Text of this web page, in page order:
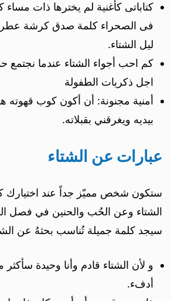
كتاباتى كأغنية لم يخترها ذات مساء
فى الصحراء كلمة صدق كرشة
ليل الشتاء.
كم احب أجواء الشتاء عندما نجتمع
اجل ذكريات الطفولة
أمنية مجنونة: أن أكون كوب قهوته
بيديه ويغرقني بقبلاته.
عبارات عن الشتاء
ستكون شخص مميّز جداً عند اختيارك
الشتاء وعن الحُب والحنين في فصل
سيجد كلمة جميلة تُناسب بحثهُ عن
و لأن الشتاء قادم وأنا وحيدة
أدفء.